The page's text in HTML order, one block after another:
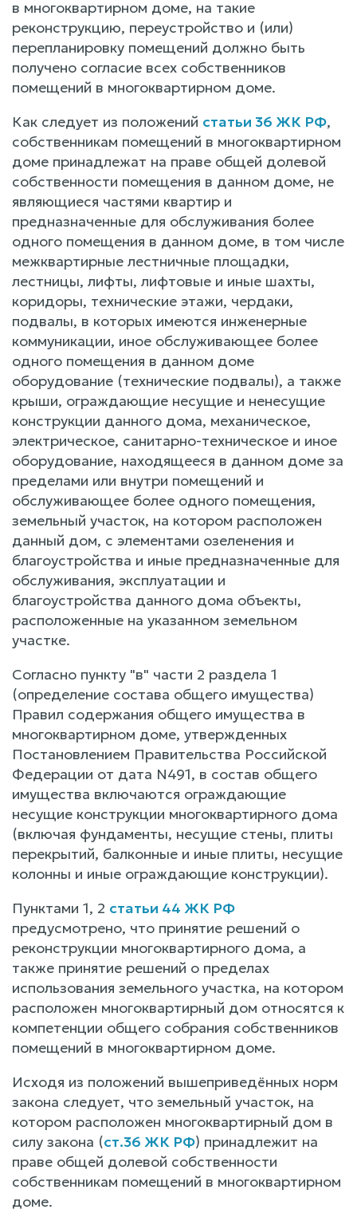
в многоквартирном доме, на такие
реконструкцию, переустройство и (или)
перепланировку помещений должно быть
получено согласие всех собственников
помещений в многоквартирном доме.
Как следует из положений статьи 36 ЖК РФ,
собственникам помещений в многоквартирном
доме принадлежат на праве общей долевой
собственности помещения в данном доме, не
являющиеся частями квартир и
предназначенные для обслуживания более
одного помещения в данном доме, в том числе
межквартирные лестничные площадки,
лестницы, лифты, лифтовые и иные шахты,
коридоры, технические этажи, чердаки,
подвалы, в которых имеются инженерные
коммуникации, иное обслуживающее более
одного помещения в данном доме
оборудование (технические подвалы), а также
крыши, ограждающие несущие и ненесущие
конструкции данного дома, механическое,
электрическое, санитарно-техническое и иное
оборудование, находящееся в данном доме за
пределами или внутри помещений и
обслуживающее более одного помещения,
земельный участок, на котором расположен
данный дом, с элементами озеленения и
благоустройства и иные предназначенные для
обслуживания, эксплуатации и
благоустройства данного дома объекты,
расположенные на указанном земельном
участке.
Согласно пункту "в" части 2 раздела 1
(определение состава общего имущества)
Правил содержания общего имущества в
многоквартирном доме, утвержденных
Постановлением Правительства Российской
Федерации от дата N491, в состав общего
имущества включаются ограждающие
несущие конструкции многоквартирного дома
(включая фундаменты, несущие стены, плиты
перекрытий, балконные и иные плиты, несущие
колонны и иные ограждающие конструкции).
Пунктами 1, 2 статьи 44 ЖК РФ
предусмотрено, что принятие решений о
реконструкции многоквартирного дома, а
также принятие решений о пределах
использования земельного участка, на котором
расположен многоквартирный дом относятся к
компетенции общего собрания собственников
помещений в многоквартирном доме.
Исходя из положений вышеприведённых норм
закона следует, что земельный участок, на
котором расположен многоквартирный дом в
силу закона (ст.36 ЖК РФ) принадлежит на
праве общей долевой собственности
собственникам помещений в многоквартирном
доме.